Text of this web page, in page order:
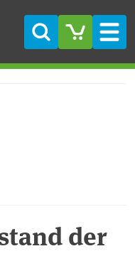
Suche
der